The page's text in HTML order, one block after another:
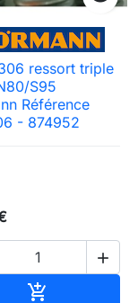
ressort triple
S95
Référence
- 874952

